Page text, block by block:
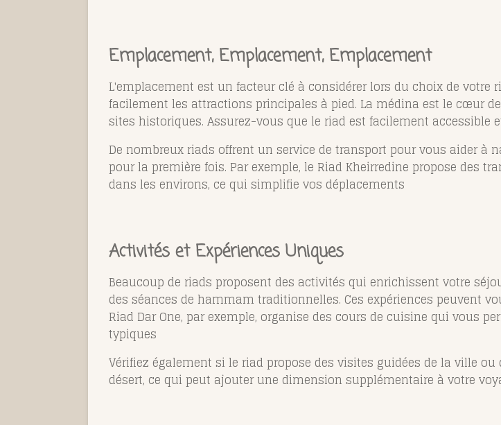
Emplacement, Emplacement, Emplacement
L'emplacement est un facteur clé à considérer lors du choix de votre
facilement les attractions principales à pied. La médina est le cœur
sites historiques. Assurez-vous que le riad est facilement accessible
De nombreux riads offrent un service de transport pour vous aider à
pour la première fois. Par exemple, le Riad Kheirredine propose des
dans les environs, ce qui simplifie vos déplacements​
Activités et Expériences Uniques
Beaucoup de riads proposent des activités qui enrichissent votre
des séances de hammam traditionnelles. Ces expériences peuvent
Riad Dar One, par exemple, organise des cours de cuisine qui vous
typiques​
Vérifiez également si le riad propose des visites guidées de la ville
désert, ce qui peut ajouter une dimension supplémentaire à votre